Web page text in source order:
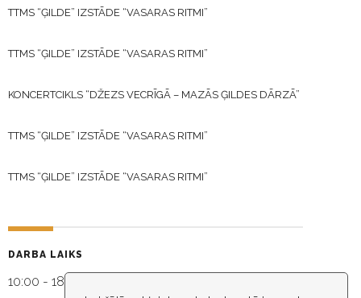
TTMS “ĢILDE” IZSTĀDE “VASARAS RITMI”
TTMS “ĢILDE” IZSTĀDE “VASARAS RITMI”
KONCERTCIKLS “DŽEZS VECRĪGĀ – MAZĀS ĢILDES DĀRZĀ”
TTMS “ĢILDE” IZSTĀDE “VASARAS RITMI”
TTMS “ĢILDE” IZSTĀDE “VASARAS RITMI”
DARBA LAIKS
10:00 - 18:30